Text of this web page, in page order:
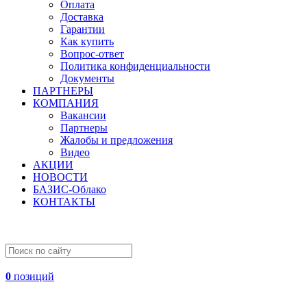
Оплата
Доставка
Гарантии
Как купить
Вопрос-ответ
Политика конфиденциальности
Документы
ПАРТНЕРЫ
КОМПАНИЯ
Вакансии
Партнеры
Жалобы и предложения
Видео
АКЦИИ
НОВОСТИ
БАЗИС-Облако
КОНТАКТЫ
0 позиций